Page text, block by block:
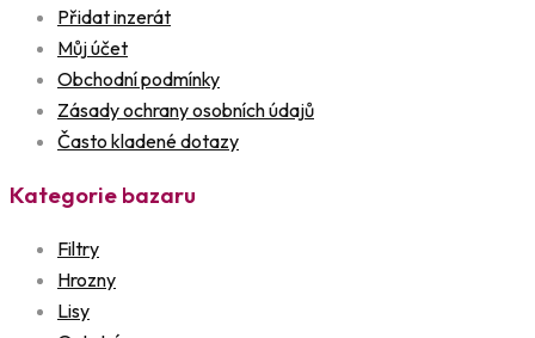
Přidat inzerát
Můj účet
Obchodní podmínky
Zásady ochrany osobních údajů
Často kladené dotazy
Kategorie bazaru
Filtry
Hrozny
Lisy